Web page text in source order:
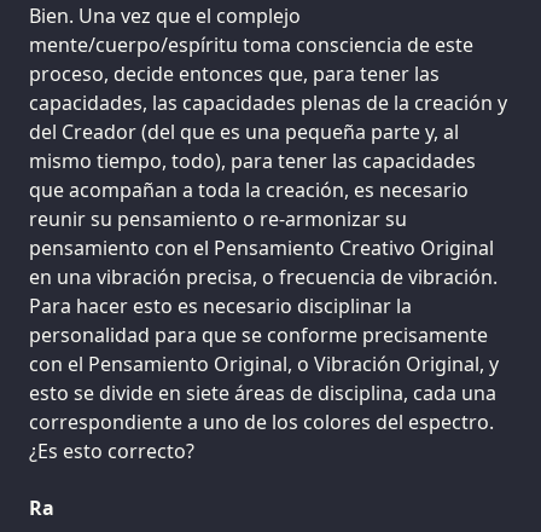
Bien. Una vez que el complejo
mente/cuerpo/espíritu toma consciencia de este
proceso, decide entonces que, para tener las
capacidades, las capacidades plenas de la creación y
del Creador (del que es una pequeña parte y, al
mismo tiempo, todo), para tener las capacidades
que acompañan a toda la creación, es necesario
reunir su pensamiento o re-armonizar su
pensamiento con el Pensamiento Creativo Original
en una vibración precisa, o frecuencia de vibración.
Para hacer esto es necesario disciplinar la
personalidad para que se conforme precisamente
con el Pensamiento Original, o Vibración Original, y
esto se divide en siete áreas de disciplina, cada una
correspondiente a uno de los colores del espectro.
¿Es esto correcto?
Ra